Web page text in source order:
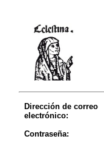
Dirección de correo
electrónico:
Contraseña: